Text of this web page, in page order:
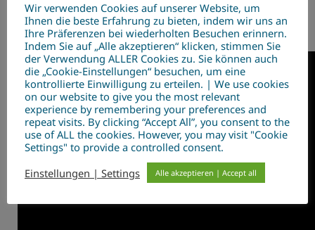
XE:DARIS cool:view
Wir verwenden Cookies auf unserer Website, um
Ihnen die beste Erfahrung zu bieten, indem wir uns an
Ihre Präferenzen bei wiederholten Besuchen erinnern.
Indem Sie auf „Alle akzeptieren“ klicken, stimmen Sie
der Verwendung ALLER Cookies zu. Sie können auch
die „Cookie-Einstellungen“ besuchen, um eine
kontrollierte Einwilligung zu erteilen. | We use cookies
on our website to give you the most relevant
experience by remembering your preferences and
repeat visits. By clicking “Accept All”, you consent to the
use of ALL the cookies. However, you may visit "Cookie
Settings" to provide a controlled consent.
Einstellungen | Settings
Alle akzeptieren | Accept all